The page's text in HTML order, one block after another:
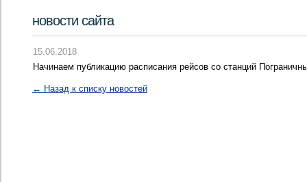
новости сайта
15.06.2018
Начинаем публикацию расписания рейсов со станций
← Назад к списку новостей